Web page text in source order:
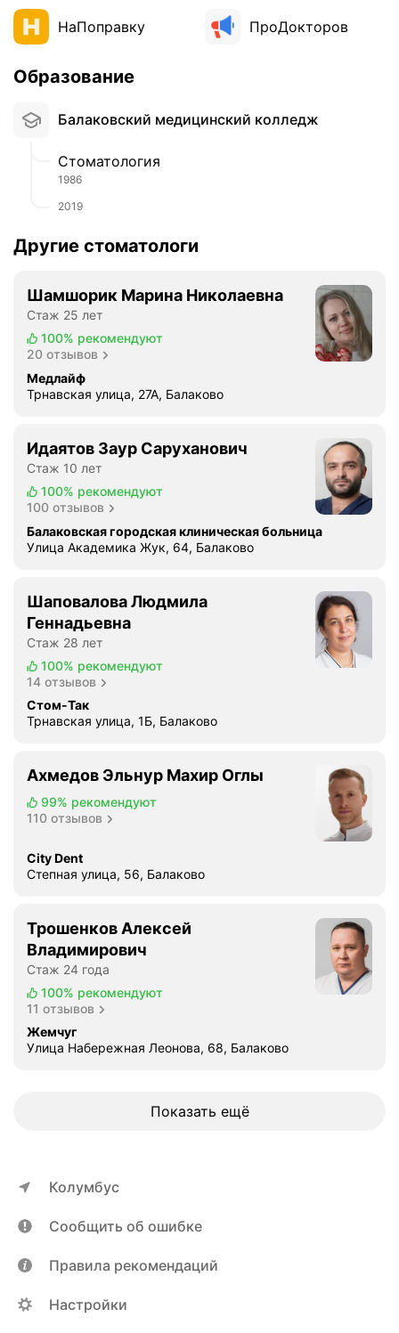
НаПоправку ПроДокторов
Образование
Балаковский медицинский колледж
Стоматология
1986
2019
Другие стоматологи
Шамшорик Марина Николаевна
Стаж 25 лет
100% рекомендуют
20 отзывов
Медлайф
Трнавская улица, 27А, Балаково
Идаятов Заур Саруханович
Стаж 10 лет
100% рекомендуют
100 отзывов
Балаковская городская клиническая больница
Улица Академика Жук, 64, Балаково
Шаповалова Людмила
Геннадьевна
Стаж 28 лет
100% рекомендуют
14 отзывов
Стом-Так
Трнавская улица, 1Б, Балаково
Ахмедов Эльнур Махир Оглы
99% рекомендуют
110 отзывов
City Dent
Степная улица, 56, Балаково
Трошенков Алексей
Владимирович
Стаж 24 года
100% рекомендуют
11 отзывов
Жемчуг
Улица Набережная Леонова, 68, Балаково
Показать ещё
Колумбус
Сообщить об ошибке
Правила рекомендаций
Настройки